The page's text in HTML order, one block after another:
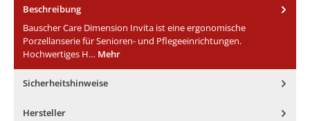
Beschreibung
Bauscher Care Dimension Invita ist eine ergonomische
Porzellanserie für Senioren- und Pflegeeinrichtungen.
Hochwertiges H… Mehr
Sicherheitshinweise
Hersteller